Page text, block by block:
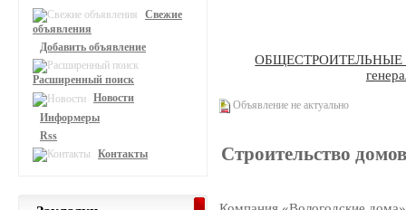
ОБЩЕСТРОИТЕЛЬНЫЕ
Объявление не актуально
Строительство
Свежие
объявления
Добавить объявление
Расширенный поиск
Новости
Информеры
Rss
Контакты